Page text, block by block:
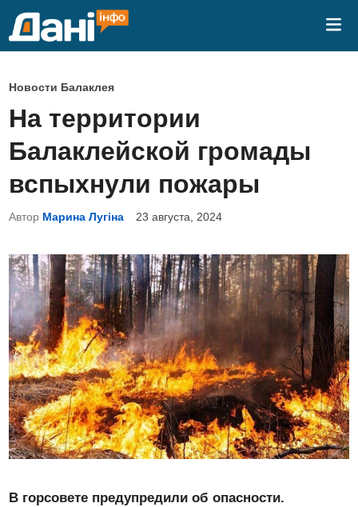
О
п
у
б
л
и
к
в
а
н
о
в
Новости Балаклея
На территории
Балаклейской громады
вспыхнули пожары
Автор Марина Лугіна 23 августа, 2024
В горсовете предупредили об опасности.